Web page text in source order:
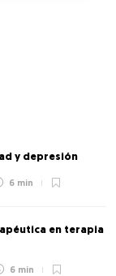
y depresión
6 min
en terapia
6 min